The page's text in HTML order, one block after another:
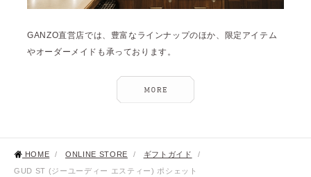
GANZO直営店では、豊富なラインナップのほか、限定アイテム
やオーダーメイドも承っております。
HOME / ONLINE STORE / ギフトガイド
/
GUD ST (ジーユーディー エスティー) ポシェット